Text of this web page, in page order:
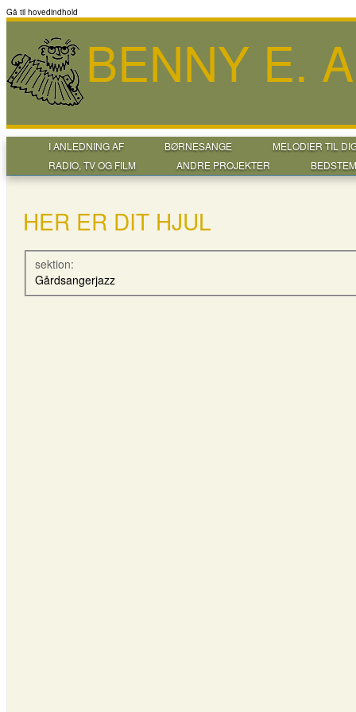
Gå til hovedindhold
BENNY E.
I ANLEDNING AF BØRNESANGE
MELODIER TIL
RADIO, TV OG FILM
ANDRE PROJEKTER
HER ER DIT HJUL
sektion:
Gårdsangerjazz